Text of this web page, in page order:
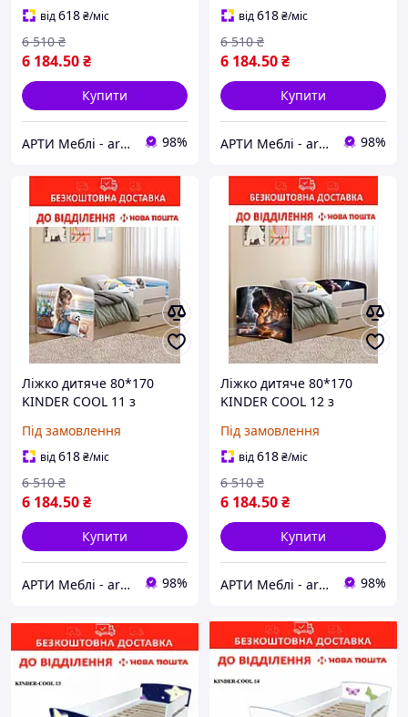
від618₴/міс
6 184.50₴
6 510 ₴
Купити
АРТИ Меблі - artimebel.com.ua 98%
від618₴/міс
6 184.50₴
6 510 ₴
Купити
АРТИ Меблі - artimebel.com.ua 98%
Ліжко дитяче 80*170
KINDER COOL 11 з
Під замовлення
від618₴/міс
6 184.50₴
6 510 ₴
Купити
АРТИ Меблі - artimebel.com.ua 98%
Ліжко дитяче 80*170
KINDER COOL 12 з
Під замовлення
від618₴/міс
6 184.50₴
6 510 ₴
Купити
АРТИ Меблі - artimebel.com.ua 98%